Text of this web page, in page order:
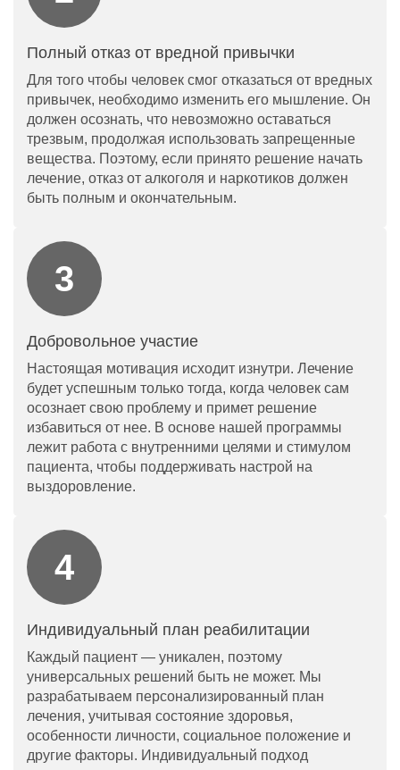
Полный отказ от вредной привычки
Для того чтобы человек смог отказаться от вредных
привычек, необходимо изменить его мышление. Он
должен осознать, что невозможно оставаться
трезвым, продолжая использовать запрещенные
вещества. Поэтому, если принято решение начать
лечение, отказ от алкоголя и наркотиков должен
быть полным и окончательным.
Добровольное участие
Настоящая мотивация исходит изнутри. Лечение
будет успешным только тогда, когда человек сам
осознает свою проблему и примет решение
избавиться от нее. В основе нашей программы
лежит работа с внутренними целями и стимулом
пациента, чтобы поддерживать настрой на
выздоровление.
Индивидуальный план реабилитации
Каждый пациент — уникален, поэтому
универсальных решений быть не может. Мы
разрабатываем персонализированный план
лечения, учитывая состояние здоровья,
особенности личности, социальное положение и
другие факторы. Индивидуальный подход